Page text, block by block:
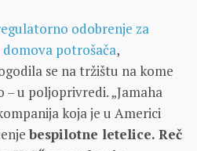
odobrenje za
potrošača,
se na tržištu na kome
– u poljoprivredi. „Jamaha
koja je u Americi
bespilotne letelice. Reč